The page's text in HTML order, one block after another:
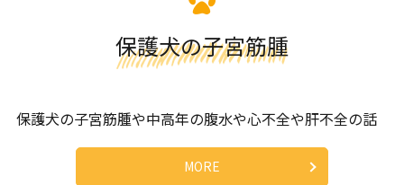
保護犬の子宮筋腫
保護犬の子宮筋腫や中高年の腹水や心不全や肝不全の話
MORE